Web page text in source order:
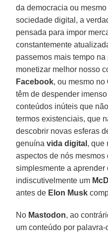
da democracia ou
sociedade digital, a
pensada para impor
constantemente
passemos mais tempo
monetizar melhor nosso
Facebook, ou mesmo no
têm de despender
conteúdos inúteis que
termos existenciais, que
descobrir novas esferas
genuínavida digital , que
aspectos de nós
simplesmente a
indiscutivelmente um
antes de Elon Musk
No Mastodon, ao
um conteúdo por